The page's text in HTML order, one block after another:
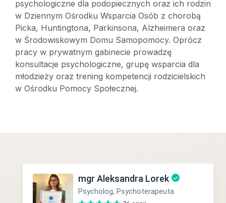
psychologiczne dla podopiecznych oraz ich rodzin
w Dziennym Ośrodku Wsparcia Osób z chorobą
Picka, Huntingtona, Parkinsona, Alzheimera oraz
w Środowiskowym Domu Samopomocy. Oprócz
pracy w prywatnym gabinecie prowadzę
konsultacje psychologiczne, grupę wsparcia dla
młodzieży oraz trening kompetencji rodzicielskich
w Ośrodku Pomocy Społecznej.